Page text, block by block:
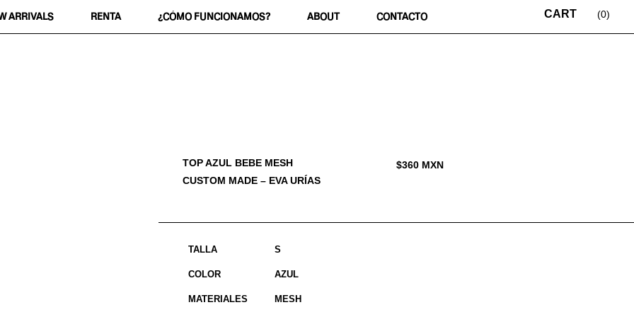
ARRIVALS RENTA ¿CÓMO FUNCIONAMOS? ABOUT CONTACTO 0
TOP AZUL BEBE MESH
CUSTOM MADE – EVA URÍAS
$360 MXN
TALLA S
COLOR AZUL
MATERIALES MESH